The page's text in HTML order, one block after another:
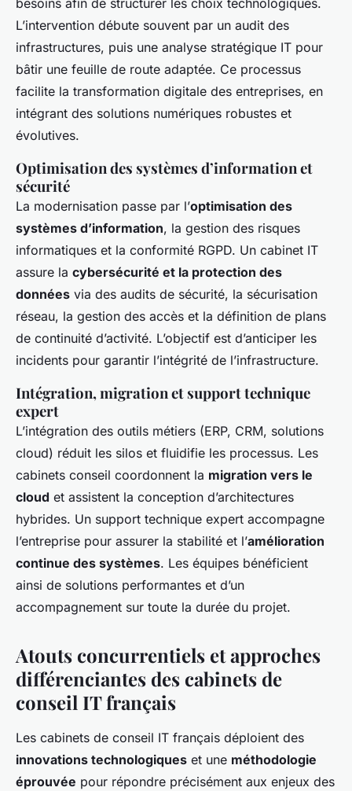
L’intervention débute souvent par un audit des
infrastructures, puis une analyse stratégique IT pour
bâtir une feuille de route adaptée. Ce processus
facilite la transformation digitale des entreprises, en
intégrant des solutions numériques robustes et
évolutives.
Optimisation des systèmes d’information et
sécurité
La modernisation passe par l’optimisation des
systèmes d’information, la gestion des risques
informatiques et la conformité RGPD. Un cabinet IT
assure la cybersécurité et la protection des
données via des audits de sécurité, la sécurisation
réseau, la gestion des accès et la définition de plans
de continuité d’activité. L’objectif est d’anticiper les
incidents pour garantir l’intégrité de l’infrastructure.
Intégration, migration et support technique
expert
L’intégration des outils métiers (ERP, CRM, solutions
cloud) réduit les silos et fluidifie les processus. Les
cabinets conseil coordonnent la migration vers le
cloud et assistent la conception d’architectures
hybrides. Un support technique expert accompagne
l’entreprise pour assurer la stabilité et l’amélioration
continue des systèmes. Les équipes bénéficient
ainsi de solutions performantes et d’un
accompagnement sur toute la durée du projet.
Atouts concurrentiels et approches
différenciantes des cabinets de
conseil IT français
Les cabinets de conseil IT français déploient des
innovations technologiques et une méthodologie
éprouvée pour répondre précisément aux enjeux des